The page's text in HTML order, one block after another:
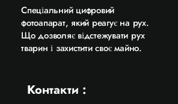
Cпеціальний цифровий
фотоапарат, який реагує на рух.
Що дозволяє відстежувати рух
тварин і захистити своє майно.
Контакти :